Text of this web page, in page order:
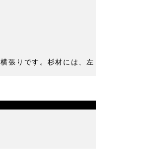
張りです。杉材には、左